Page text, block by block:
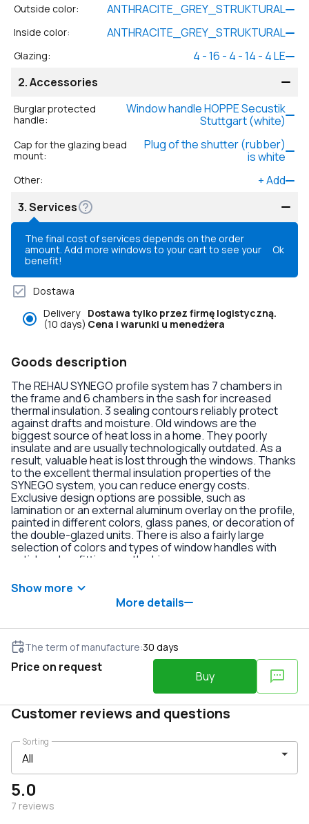
Outside color: ANTHRACITE_GREY_STRUKTURAL
Inside color: ANTHRACITE_GREY_STRUKTURAL
Glazing:
4 - 16 - 4 - 14 - 4 LE
2.Accessories
Burglar protected
handle:
Window handle HOPPE Secustik
Stuttgart (white)
Cap for the glazing bead
mount:
Plug of the shutter (rubber)
is white
Other: +Add
3.Services
The final cost of services depends on the order
amount. Add more windows to your cart to see your
benefit!
Ok
Dostawa
Delivery
(10 days)
Dostawa tylko przez firmę logistyczną.
Cena i warunki u menedżera
Goods description
The REHAU SYNEGO profile system has 7 chambers in
the frame and 6 chambers in the sash for increased
thermal insulation. 3 sealing contours reliably protect
against drafts and moisture. Old windows are the
biggest source of heat loss in a home. They poorly
insulate and are usually technologically outdated. As a
result, valuable heat is lost through the windows. Thanks
to the excellent thermal insulation properties of the
SYNEGO system, you can reduce energy costs.
Exclusive design options are possible, such as
lamination or an external aluminum overlay on the profile,
painted in different colors, glass panes, or decoration of
the double-glazed units. There is also a fairly large
selection of colors and types of window handles with
anti-burglary fittings on the hinges.
Show more
More details
The term of manufacture:30 days
Price on request
Buy
Customer reviews and questions
5.0
7 reviews
Sorting